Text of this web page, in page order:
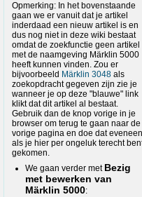
Opmerking: In het bovenstaande
gaan we er vanuit dat je artikel
inderdaad een nieuw artikel is en
dus nog niet in deze wiki bestaat
omdat de zoekfunctie geen artikel
met de naamgeving Märklin 5000
heeft kunnen vinden. Zou er
bijvoorbeeld Märklin 3048 als
zoekopdracht gegeven zijn zie je
wanneer je op deze "blauwe" link
klikt dat dit artikel al bestaat.
Gebruik dan de knop vorige in je
browser om terug te gaan naar de
vorige pagina en doe dat
als je hier per ongeluk terecht
gekomen.
We gaan verder met Bezig
met bewerken van
Märklin 5000: